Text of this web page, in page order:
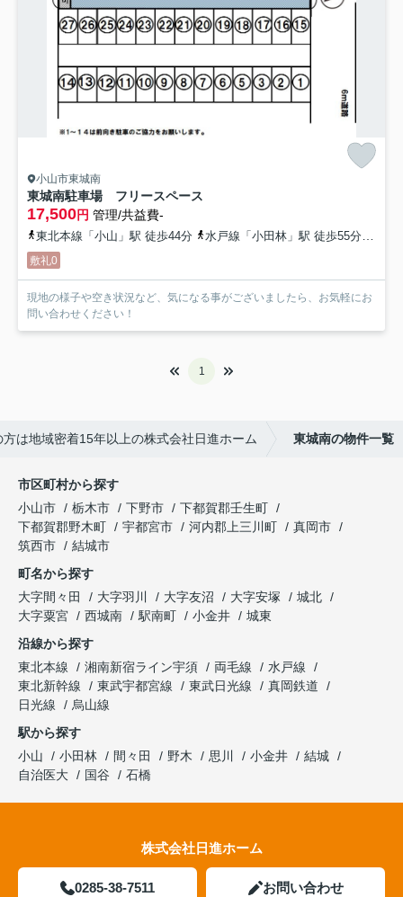
小山市東城南
東城南駐車場 フリースペース
17,500円 管理/共益費-
東北本線「小山」駅 徒歩44分 水戸線「小田林」駅 徒歩55分
敷礼0
現地の様子や空き状況など、気になる事がございましたら、お気軽にお
問い合わせください！
1
は地域密着15年以上の株式会社日進ホーム 東城南の物件一覧
市区町村から探す
小山市
栃木市 下野市
下都賀郡壬生町
下都賀郡野木町
宇都宮市 河内郡上三川町
真岡市
筑西市
結城市
町名から探す
大字間々田
大字羽川 大字友沼 大字安塚
城北
大字粟宮
西城南 駅南町 小金井
城東
沿線から探す
東北本線
湘南新宿ライン宇須 両毛線
水戸線
東北新幹線
東武宇都宮線 東武日光線
真岡鉄道
日光線
烏山線
駅から探す
小山
小田林 間々田 野木 思川 小金井
結城
自治医大
国谷 石橋
株式会社日進ホーム
0285-38-7511 お問い合わせ